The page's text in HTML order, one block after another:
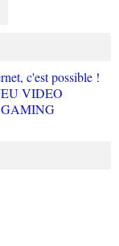
c'est possible !
VIDEO
GAMING